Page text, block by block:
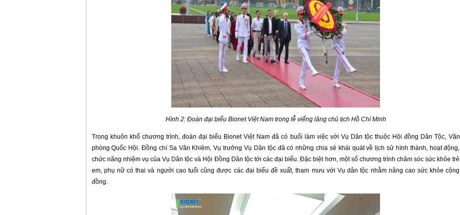
Hình 2: Đoàn đại biểu Bionet Việt Nam trong lễ viếng lăng chủ tịch Hồ Chí Minh
Trong khuôn khổ chương trình, đoàn đại biểu Bionet Việt Nam đã có buổi làm việc với Vụ Dân tộc thuộc Hội đồng Dân Tộc, Văn
phòng Quốc Hội. Đồng chí Sa Văn Khiêm, Vụ trưởng Vụ Dân tộc đã có những chia sẻ khái quát về lịch sử hình thành, hoạt động,
chức năng nhiệm vụ của Vụ Dân tộc và Hội Đồng Dân tộc tới các đại biểu. Đặc biệt hơn, một số chương trình chăm sóc sức khỏe trẻ
em, phụ nữ có thai và người cao tuổi cũng được các đại biểu đề xuất, tham mưu với Vụ dân tộc nhằm nâng cao sức khỏe cộng
đồng.